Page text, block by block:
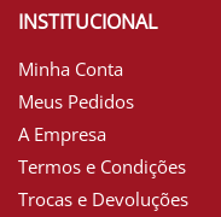
INSTITUCIONAL
Minha Conta
Meus Pedidos
A Empresa
Termos e Condições
Trocas e Devoluções